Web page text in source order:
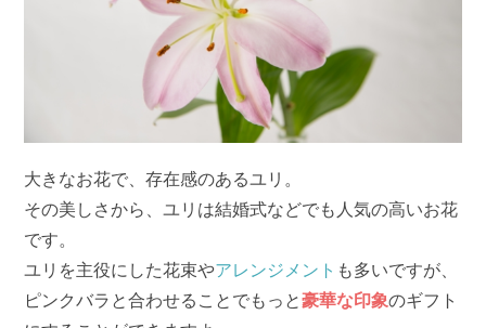
大きなお花で、存在感のあるユリ。
その美しさから、ユリは結婚式などでも人気の高いお花
です。
ユリを主役にした花束やアレンジメント も多いですが、
ピンクバラと合わせることでもっと豪華な印象のギフト